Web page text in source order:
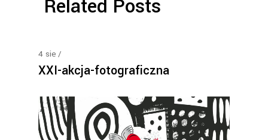
Related Posts
4 sie
XXI-akcja-fotograficzna